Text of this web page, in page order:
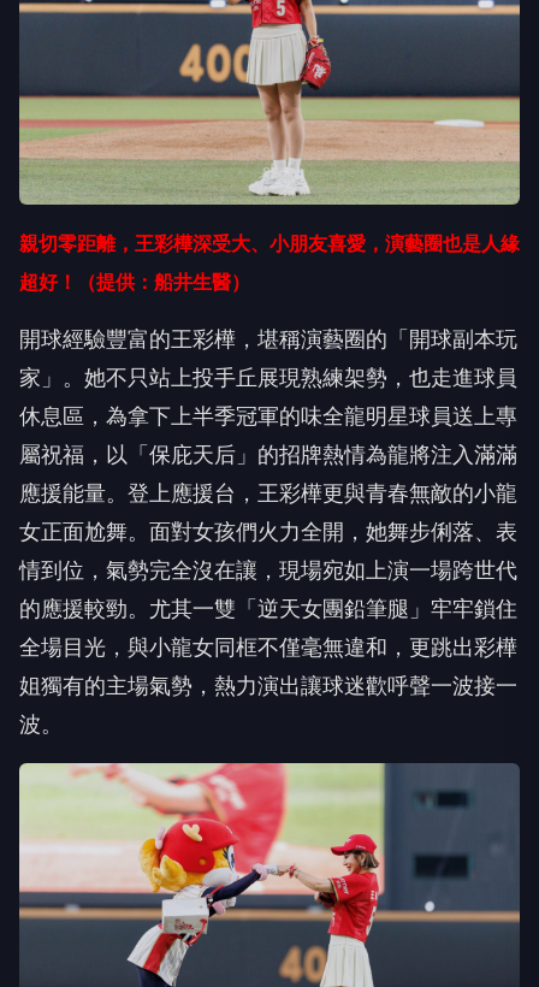
親切零距離，王彩樺深受大、小朋友喜愛，演藝圈也是人緣
超好！（提供：船井生醫）
開球經驗豐富的王彩樺，堪稱演藝圈的「開球副本玩
家」。她不只站上投手丘展現熟練架勢，也走進球員
休息區，為拿下上半季冠軍的味全龍明星球員送上專
屬祝福，以「保庇天后」的招牌熱情為龍將注入滿滿
應援能量。登上應援台，王彩樺更與青春無敵的小龍
女正面尬舞。面對女孩們火力全開，她舞步俐落、表
情到位，氣勢完全沒在讓，現場宛如上演一場跨世代
的應援較勁。尤其一雙「逆天女團鉛筆腿」牢牢鎖住
全場目光，與小龍女同框不僅毫無違和，更跳出彩樺
姐獨有的主場氣勢，熱力演出讓球迷歡呼聲一波接一
波。